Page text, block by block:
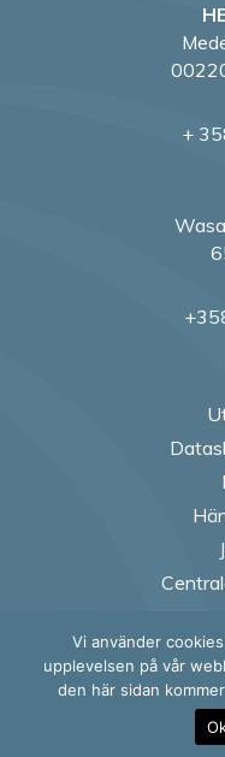
+
Vi använder
upplevelsen på vår
den här sidan